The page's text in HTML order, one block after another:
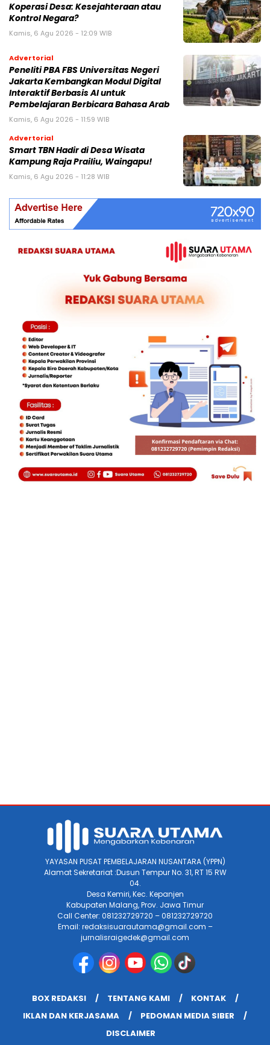
Koperasi Desa: Kesejahteraan atau
Kontrol Negara?
Kamis, 6 Agu 2026 - 12:09 WIB
Advertorial
Peneliti PBA FBS Universitas Negeri
Jakarta Kembangkan Modul Digital
Interaktif Berbasis AI untuk
Pembelajaran Berbicara Bahasa Arab
Kamis, 6 Agu 2026 - 11:59 WIB
Advertorial
Smart TBN Hadir di Desa Wisata
Kampung Raja Prailiu, Waingapu!
Kamis, 6 Agu 2026 - 11:28 WIB
YAYASAN PUSAT PEMBELAJARAN NUSANTARA (YPPN)
Alamat Sekretariat :Dusun Tempur No. 31, RT 15 RW
04.
Desa Kemiri, Kec. Kepanjen
Kabupaten Malang, Prov. Jawa Timur
Call Center: 081232729720 – 081232729720
Email: redaksisuarautama@gmail.com –
jurnalisraigedek@gmail.com
BOX REDAKSI TENTANG KAMI
KONTAK
IKLAN DAN KERJASAMA
PEDOMAN MEDIA SIBER
DISCLAIMER